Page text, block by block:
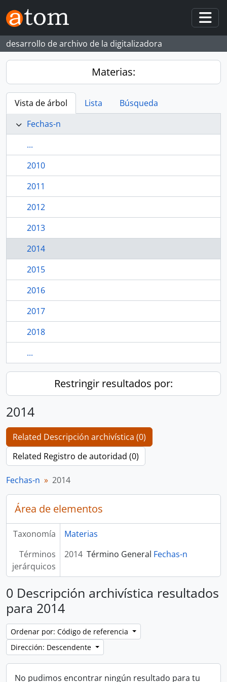
Skip to main content
desarrollo de archivo de la digitalizadora
Materias:
Vista de árbol Lista
Búsqueda
Fechas-n
...
2010
2011
2012
2013
2014
2015
2016
2017
2018
...
Restringir resultados por:
2014
Related Descripción archivística (0)
Related Registro de autoridad (0)
Fechas-n 2014
Área de elementos
Taxonomía
Materias
Términos
jerárquicos
2014 Término General Fechas-n
0 Descripción archivística resultados
para 2014
Ordenar por: Código de referencia
Dirección: Descendente
No pudimos encontrar ningún resultado para tu